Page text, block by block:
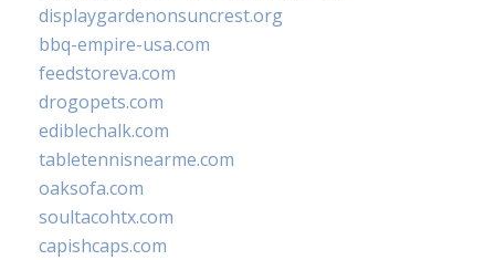
displaygardenonsuncrest.org
bbq-empire-usa.com
feedstoreva.com
drogopets.com
ediblechalk.com
tabletennisnearme.com
oaksofa.com
soultacohtx.com
capishcaps.com